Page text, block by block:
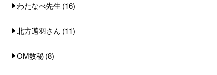
わたなべ先生 (16)
北方邁羽さん (11)
OM数秘 (8)